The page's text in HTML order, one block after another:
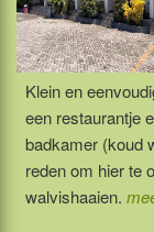
Klein en
een restaurantje
badkamer (koud
reden om hier te
walvishaaien.